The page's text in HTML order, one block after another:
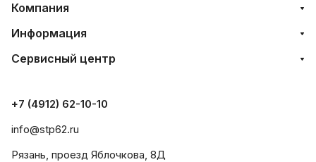
Компания
Информация
Сервисный центр
+7 (4912) 62-10-10
info@stp62.ru
Рязань, проезд Яблочкова, 8Д